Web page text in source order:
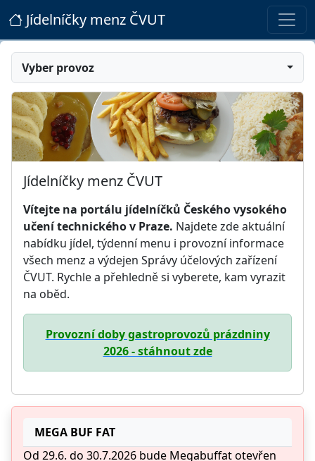
Jídelníčky menz ČVUT
Vyber provoz
Jídelníčky menz ČVUT
Vítejte na portálu jídelníčků Českého vysokého
učení technického v Praze. Najdete zde aktuální
nabídku jídel, týdenní menu i provozní informace
všech menz a výdejen Správy účelových zařízení
ČVUT. Rychle a přehledně si vyberete, kam vyrazit
na oběd.
Provozní doby gastroprovozů prázdniny
2026 - stáhnout zde
MEGA BUF FAT
Od 29.6. do 30.7.2026 bude Megabuffat otevřen